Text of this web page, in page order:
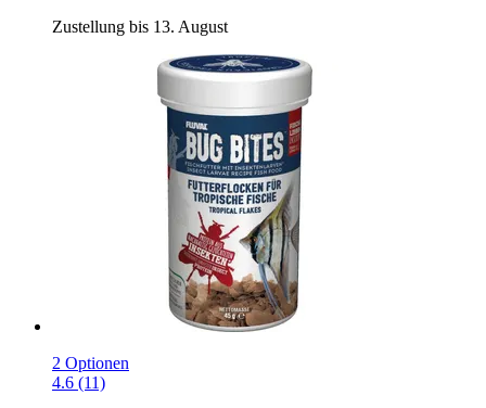
Zustellung bis 13. August
2 Optionen
4.6 (11)